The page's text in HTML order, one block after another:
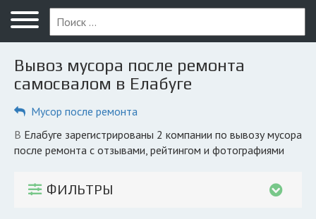
Меню
Главная
Вопрос юристу
Компании
Экоблог
Вывоз мусора после ремонта
самосвалом в Елабуге
Мусор после ремонта
в Елабуге зарегистрированы 2 компании по вывозу мусора
после ремонта с отзывами, рейтингом и фотографиями
ФИЛЬТРЫ